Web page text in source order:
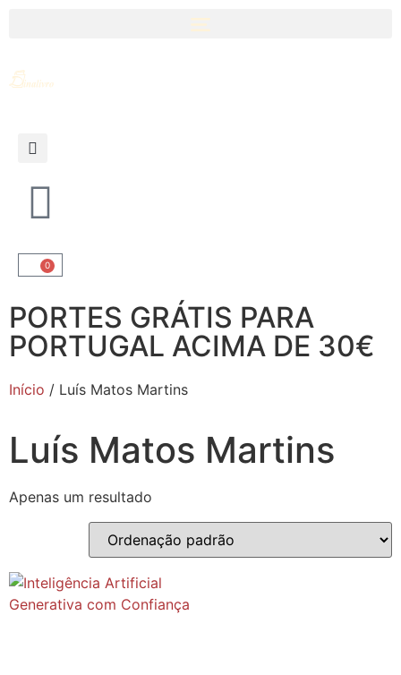
0
PORTES GRÁTIS PARA
PORTUGAL ACIMA DE 30€
Início / Luís Matos Martins
Luís Matos Martins
Apenas um resultado